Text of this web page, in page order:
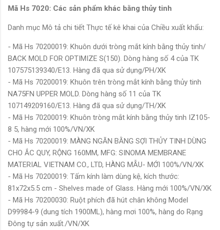
Mã Hs 7020: Các sản phẩm khác bằng thủy tinh
Danh mục Mô tả chi tiết Thực tế kê khai của Chiều xuất khẩu:
- Mã Hs 70200019: Khuôn dưới tròng mắt kính bằng thủy tinh/
BACK MOLD FOR OPTIMIZE S(150). Dòng hàng số 4 của TK
107575139340/E13. Hàng đã qua sử dụng/PH/XK
- Mã Hs 70200019: Khuôn trên tròng mắt kính bằng thủy tinh
NA75FN UPPER MOLD. Dòng hàng số 11 của TK
107149209160/E13. Hàng đã qua sử dụng/TH/XK
- Mã Hs 70200019: Khuôn tròng mắt kính bằng thủy tinh IZ105-
8 5, hàng mới 100%/VN/XK
- Mã Hs 70200019: MÀNG NGĂN BẰNG SỢI THỦY TINH DÙNG
CHO ẮC QUY, RỘNG 160MM, MFG: SINOMA MEMBRANE
MATERIAL VIETNAM CO., LTD, HÀNG MẪU- MỚI 100%/VN/XK
- Mã Hs 70200019: Tấm kính làm dùng kệ, kích thước:
81x72x5.5 cm - Shelves made of Glass. Hàng mới 100%/VN/XK
- Mã Hs 70200030: Ruột phích đã hút chân không Model
D99984-9 (dung tích 1900ML), hàng mơi 100%, hàng do Rạng
Đông tự sản xuất./VN/XK